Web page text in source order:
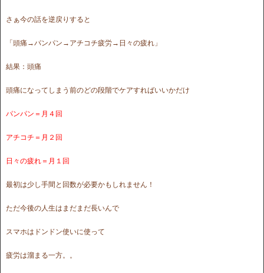
さぁ今の話を逆戻りすると
「頭痛→パンパン→アチコチ疲労→日々の疲れ」
結果：頭痛
頭痛になってしまう前のどの段階でケアすればいいかだけ
パンパン＝月４回
アチコチ＝月２回
日々の疲れ＝月１回
最初は少し手間と回数が必要かもしれません！
ただ今後の人生はまだまだ長いんで
スマホはドンドン使いに使って
疲労は溜まる一方。。